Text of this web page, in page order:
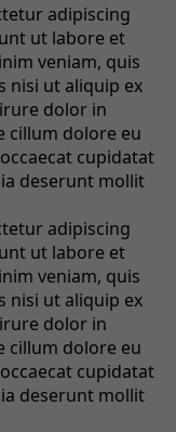
adipiscing
ut labore et
veniam, quis
nisi ut aliquip ex
dolor in
cillum dolore eu
cupidatat
deserunt mollit
adipiscing
ut labore et
veniam, quis
nisi ut aliquip ex
dolor in
cillum dolore eu
cupidatat
deserunt mollit